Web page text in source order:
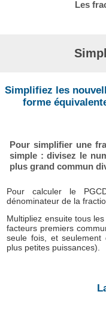
Les
Simplifiez les
forme
Pour simplifier une
simple : divisez le
plus grand commun
Pour calculer le
dénominateur de la
Multipliez ensuite tous
facteurs premiers
seule fois, et
plus petites puissances).